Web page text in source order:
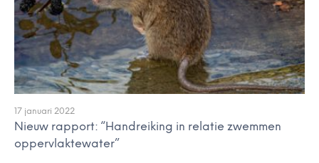
17 januari 2022
Nieuw rapport: “Handreiking in relatie zwemmen
oppervlaktewater”